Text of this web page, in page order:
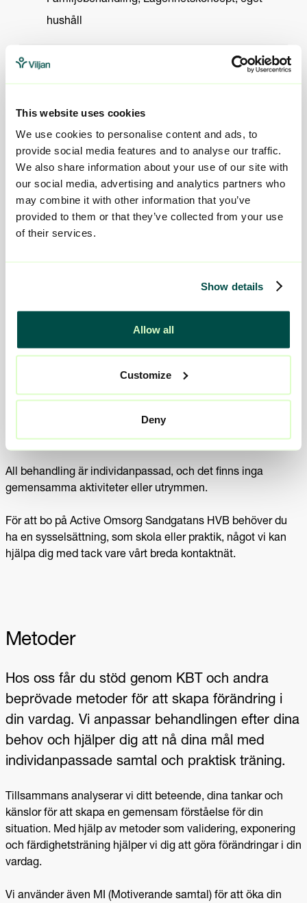
This website uses cookies
We use cookies to personalise content and ads, to
provide social media features and to analyse our traffic.
We also share information about your use of our site with
our social media, advertising and analytics partners who
may combine it with other information that you’ve
provided to them or that they’ve collected from your use
of their services.
Show details
Allow all
Customize
Deny
hushåll
Telefon 073-204 45 12
Om boendet
På Active HVB Sandgatan bor du i en av våra åtta trivsamt
dygnet runt. För att uppmuntra till fysisk aktivitet har vi ett
gym i källaren, där du även hittar vår tvättstuga.
All behandling är individanpassad, och det finns inga
gemensamma aktiviteter eller utrymmen.
För att bo på Active Omsorg Sandgatans HVB behöver du
ha en sysselsättning, som skola eller praktik, något vi kan
hjälpa dig med tack vare vårt breda kontaktnät.
Metoder
Hos oss får du stöd genom KBT och andra
beprövade metoder för att skapa förändring i
din vardag. Vi anpassar behandlingen efter dina
behov och hjälper dig att nå dina mål med
individanpassade samtal och praktisk träning.
Tillsammans analyserar vi ditt beteende, dina tankar och
känslor för att skapa en gemensam förståelse för din
situation. Med hjälp av metoder som validering, exponering
och färdighetsträning hjälper vi dig att göra förändringar i din
vardag.
Vi använder även MI (Motiverande samtal) för att öka din